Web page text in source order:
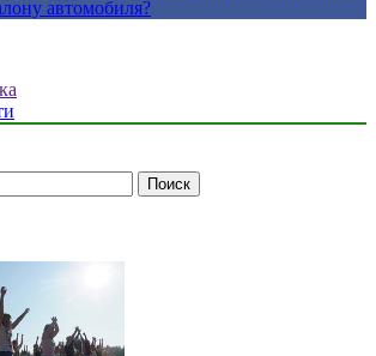
автомобиля?